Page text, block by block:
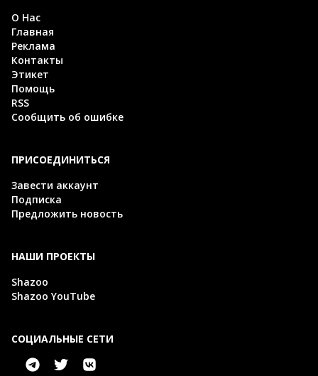
О Нас
Главная
Реклама
Контакты
Этикет
Помощь
RSS
Сообщить об ошибке
ПРИСОЕДИНИТЬСЯ
Завести аккаунт
Подписка
Предложить новость
НАШИ ПРОЕКТЫ
Shazoo
Shazoo YouTube
СОЦИАЛЬНЫЕ СЕТИ